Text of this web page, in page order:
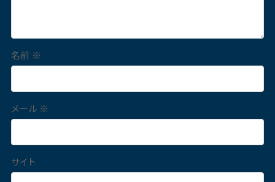
名前 ※
メール ※
サイト